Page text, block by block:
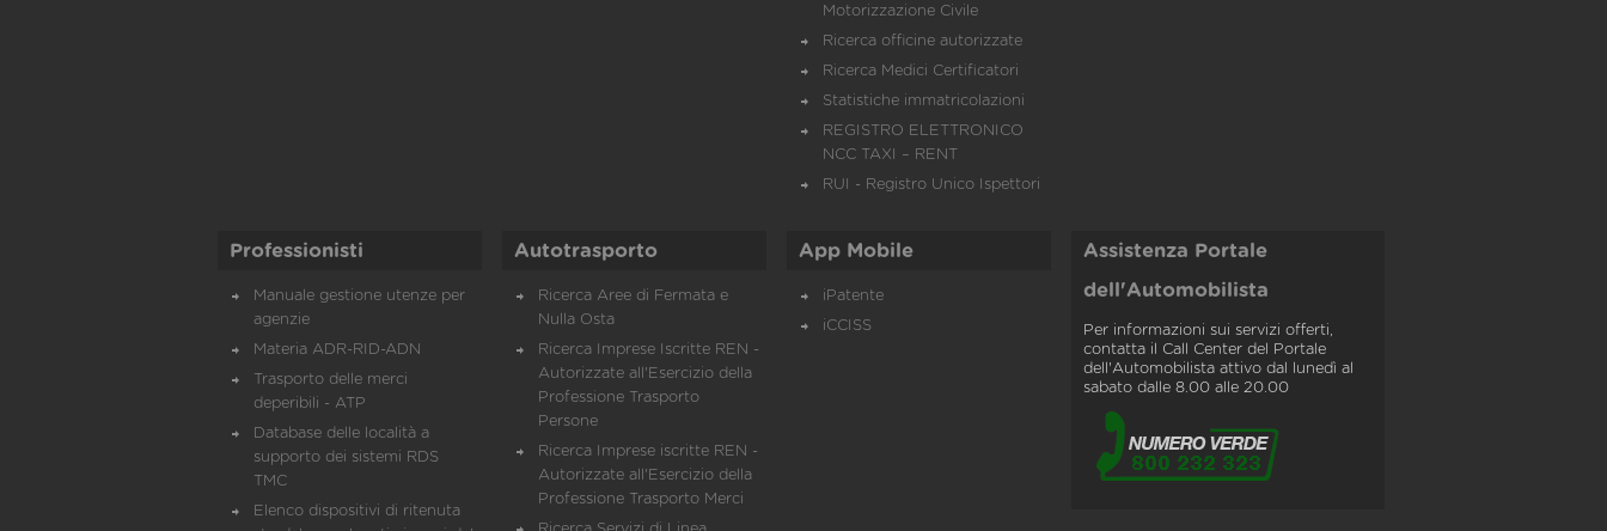
Motorizzazione Civile
Ricerca officine autorizzate
Ricerca Medici Certificatori
Statistiche immatricolazioni
REGISTRO ELETTRONICO
NCC TAXI – RENT
RUI - Registro Unico Ispettori
Professionisti
Manuale gestione utenze per
agenzie
Materia ADR-RID-ADN
Trasporto delle merci
deperibili - ATP
Database delle località a
supporto dei sistemi RDS
TMC
Elenco dispositivi di ritenuta
Autotrasporto
Ricerca Aree di Fermata e
Nulla Osta
Ricerca Imprese Iscritte REN -
Autorizzate all'Esercizio della
Professione Trasporto
Persone
Ricerca Imprese iscritte REN -
Autorizzate all'Esercizio della
Professione Trasporto Merci
App Mobile
iPatente
iCCISS
Assistenza Portale
dell'Automobilista
Per informazioni sui servizi offerti,
contatta il Call Center del Portale
dell'Automobilista attivo dal lunedì al
sabato dalle 8.00 alle 20.00